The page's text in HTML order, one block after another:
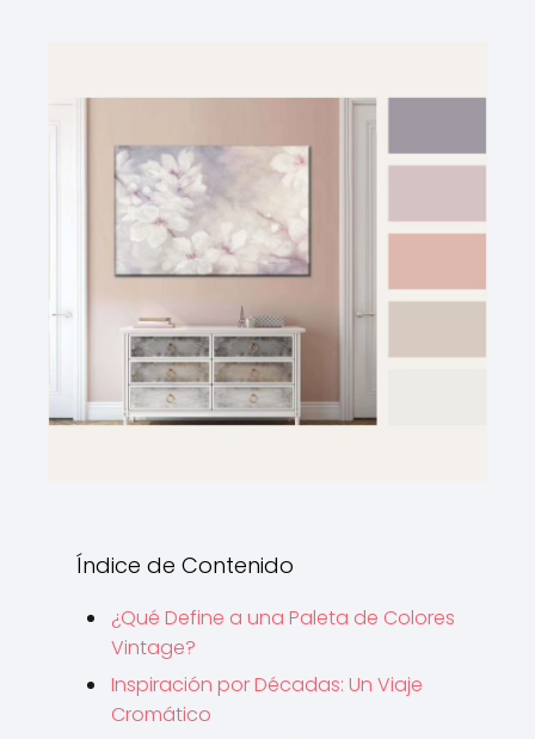
Índice de Contenido
¿Qué Define a una Paleta de Colores
Vintage?
Inspiración por Décadas: Un Viaje
Cromático